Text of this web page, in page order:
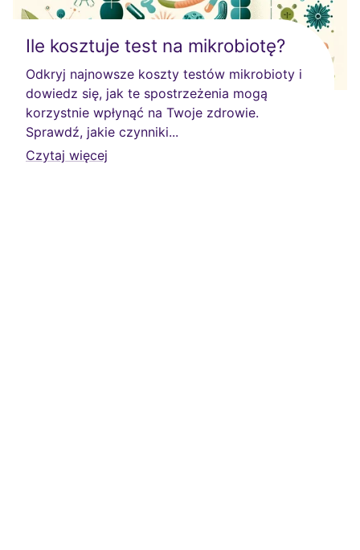
Ile kosztuje test na mikrobiotę?
Odkryj najnowsze koszty testów mikrobioty i
dowiedz się, jak te spostrzeżenia mogą
korzystnie wpłynąć na Twoje zdrowie.
Sprawdź, jakie czynniki...
Czytaj więcej